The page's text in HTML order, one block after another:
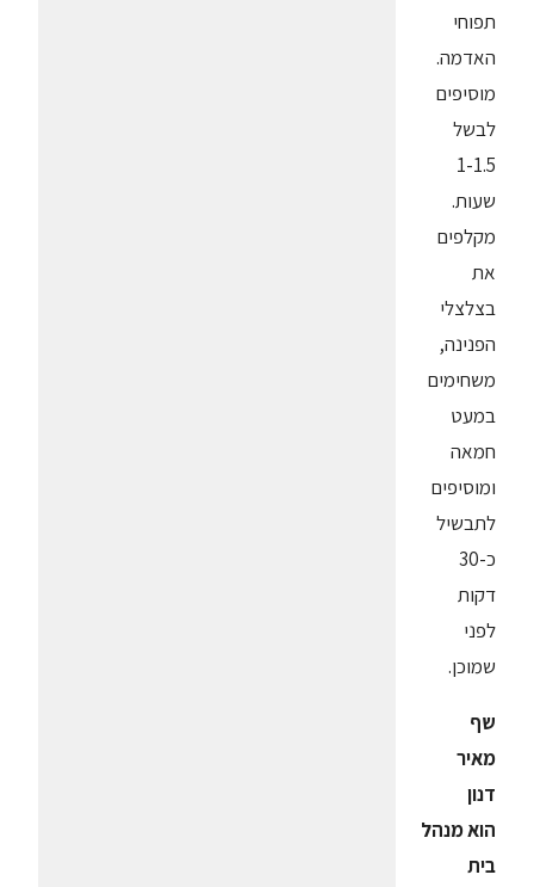
תפוחי
האדמה.
מוסיפים
לבשל
1-1.5
שעות.
מקלפים
את
בצלצלי
הפנינה,
משחימים
במעט
חמאה
ומוסיפים
לתבשיל
כ-30
דקות
לפני
שמוכן.
שף
מאיר
דנון
הוא מנהל
בית